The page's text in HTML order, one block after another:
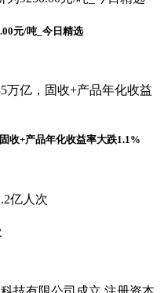
元/吨_今日精选
收+产品年化收益率大跌1.1%